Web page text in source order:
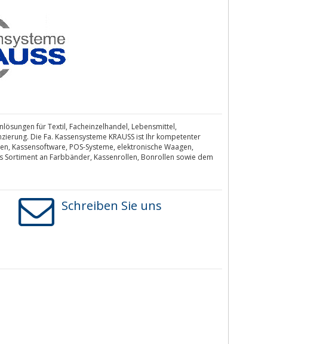
für Textil, Facheinzelhandel, Lebensmittel,
Die Fa. Kassensysteme KRAUSS ist Ihr kompetenter
Kassensoftware, POS-Systeme, elektronische Waagen,
an Farbbänder, Kassenrollen, Bonrollen sowie dem
Schreiben Sie uns